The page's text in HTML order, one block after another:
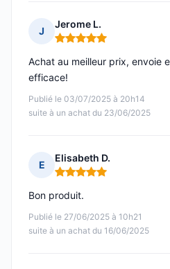
J
Jerome L.
Note : 5 sur 5
Publié le 03/07/2025 à 20h14
suite à un achat du 23/06/2025
Achat au meilleur prix, envoie
efficace!
E
Elisabeth D.
Note : 5 sur 5
Publié le 27/06/2025 à 10h21
suite à un achat du 16/06/2025
Bon produit.